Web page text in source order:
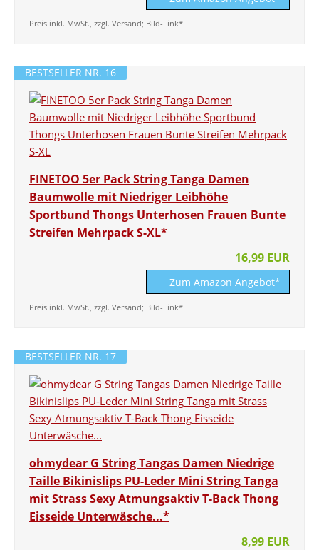
Preis inkl. MwSt., zzgl. Versand; Bild-Link*
BESTSELLER NR. 16
FINETOO 5er Pack String Tanga Damen
Baumwolle mit Niedriger Leibhöhe
Sportbund Thongs Unterhosen Frauen Bunte
Streifen Mehrpack S-XL*
16,99 EUR
Zum Amazon Angebot*
Preis inkl. MwSt., zzgl. Versand; Bild-Link*
BESTSELLER NR. 17
ohmydear G String Tangas Damen Niedrige
Taille Bikinislips PU-Leder Mini String Tanga
mit Strass Sexy Atmungsaktiv T-Back Thong
Eisseide Unterwäsche...*
8,99 EUR